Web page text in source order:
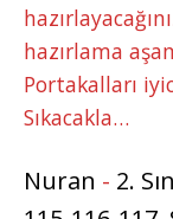
hazırlama
Portakalları
Sıkacakla…
Nuran - 2.